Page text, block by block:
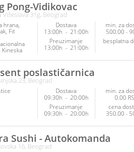
Poslastice
Pong-Vidikovac
Višeslava 31g, Beograd
hrana
Fit
Kineska
Posna
Ribe i
mora
hrana
Dostava
13:00h - 21:00h
Preuzimanje
13:00h - 21:00h
min. za
500.00 -
besplatna
poslastičarnica
23, Beograd
Dostava
09:30h - 20:00h
Preuzimanje
09:30h - 20:00h
min. za
0.00
cena
350.00 -
Sushi - Autokomanda
16, Beograd